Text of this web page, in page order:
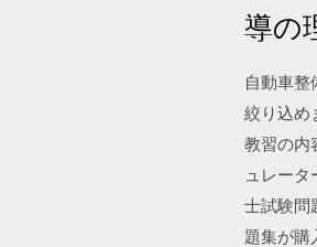
導の
自動車整
絞り込め
教習の内
ュレー
士試験問
題集が購